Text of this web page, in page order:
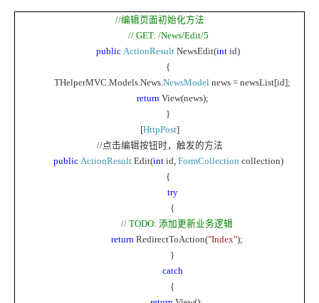
//编辑页面初始化方法
// GET: /News/Edit/5
public ActionResult NewsEdit(int id)
{
THelperMVC.Models.News. NewsModel news = newsList[id];
return View(news);
}
[HttpPost]
//点击编辑按钮时，触发的方法
public ActionResultEdit(intid, FormCollection collection)
{
try
{
// TODO: 添加更新业务逻辑
return RedirectToAction("Index");
}
catch
{